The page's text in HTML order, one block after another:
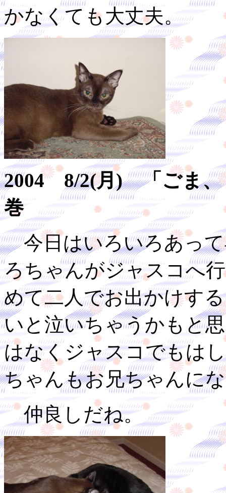
かなくても大丈夫。
2004 8/2(月) 「ごま、
巻
今日はいろいろあって
ろちゃんがジャスコへ
めて二人でお出かけす
いと泣いちゃうかもと
はなくジャスコでもは
ちゃんもお兄ちゃんに
仲良しだね。